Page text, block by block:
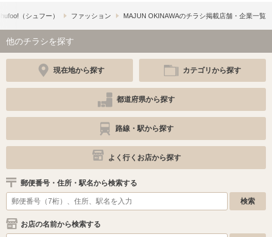
（シュフー） ファッション MAJUN OKINAWAのチラシ掲載店舗・企業一覧
他のチラシを探す
現在地から探す カテゴリから探す
都道府県から探す
路線・駅から探す
よく行くお店から探す
郵便番号・住所・駅名から検索する
お店の名前から検索する